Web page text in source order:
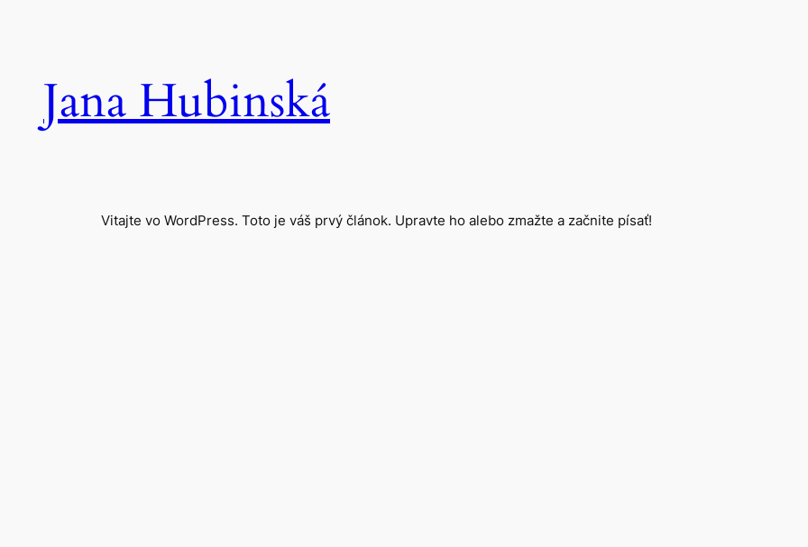
Jana Hubinská
Vitajte vo WordPress. Toto je váš prvý článok. Upravte ho alebo zmažte a začnite písať!